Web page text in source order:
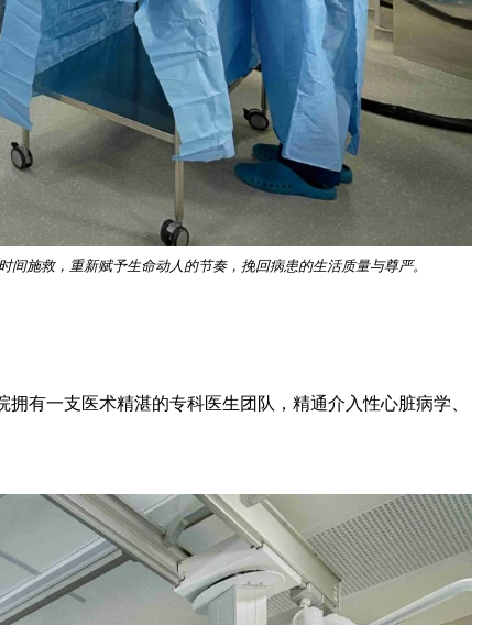
施救，重新赋予生命动人的节奏，挽回病患的生活质量与尊严。
有一支医术精湛的专科医生团队，精通介入性心脏病学、